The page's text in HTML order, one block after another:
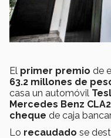
El primer premio de
63.2 millones de
casa un automóvil
Mercedes Benz
cheque de caja
Lo recaudado se